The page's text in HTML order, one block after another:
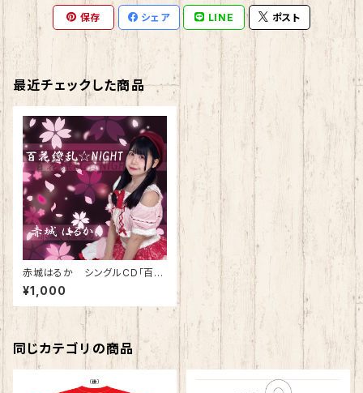
保存 シェア LINE ポスト
最近チェックした商品
赤城はるか シングルCD「百花
繚乱☆NIGHT」
¥1,000
同じカテゴリの商品